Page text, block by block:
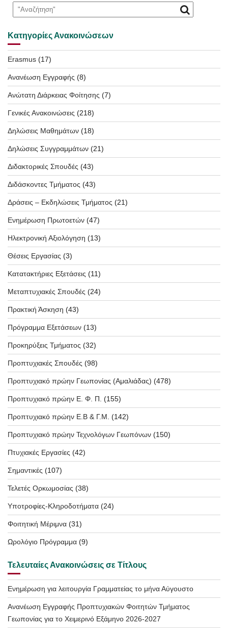
Κατηγορίες Ανακοινώσεων
Erasmus (17)
Ανανέωση Εγγραφής (8)
Ανώτατη Διάρκειας Φοίτησης (7)
Γενικές Ανακοινώσεις (218)
Δηλώσεις Μαθημάτων (18)
Δηλώσεις Συγγραμμάτων (21)
Διδακτορικές Σπουδές (43)
Διδάσκοντες Τμήματος (43)
Δράσεις – Εκδηλώσεις Τμήματος (21)
Ενημέρωση Πρωτοετών (47)
Ηλεκτρονική Αξιολόγηση (13)
Θέσεις Εργασίας (3)
Κατατακτήριες Εξετάσεις (11)
Μεταπτυχιακές Σπουδές (24)
Πρακτική Άσκηση (43)
Πρόγραμμα Εξετάσεων (13)
Προκηρύξεις Τμήματος (32)
Προπτυχιακές Σπουδές (98)
Προπτυχιακό πρώην Γεωπονίας (Αμαλιάδας) (478)
Προπτυχιακό πρώην Ε. Φ. Π. (155)
Προπτυχιακό πρώην Ε.Β & Γ.Μ. (142)
Προπτυχιακό πρώην Τεχνολόγων Γεωπόνων (150)
Πτυχιακές Εργασίες (42)
Σημαντικές (107)
Τελετές Ορκωμοσίας (38)
Υποτροφίες-Κληροδοτήματα (24)
Φοιτητική Μέριμνα (31)
Ωρολόγιο Πρόγραμμα (9)
Τελευταίες Ανακοινώσεις σε Τίτλους
Ενημέρωση για λειτουργία Γραμματείας το μήνα Αύγουστο
Ανανέωση Εγγραφής Προπτυχιακών Φοιτητών Τμήματος
Γεωπονίας για το Χειμερινό Εξάμηνο 2026-2027